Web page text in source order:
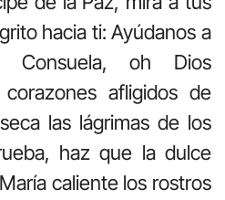
hacia ti: Ayúdanos a
Consuela, oh Dios
afligidos de
las lágrimas de los
haz que la dulce
caliente los rostros